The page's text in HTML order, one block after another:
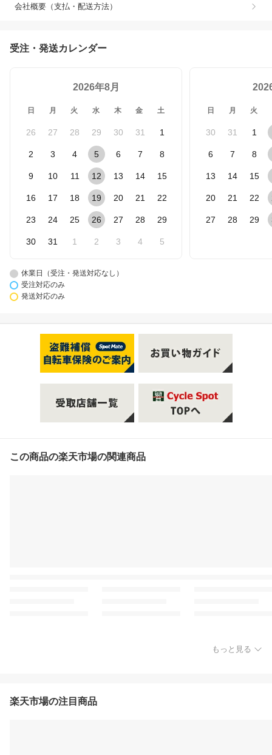
会社概要（支払・配送方法）
受注・発送カレンダー
2026年8月
日 月 火 水 木 金 土
26 27 28 29 30 31 1
2 3 4 5 6 7 8
9 10 11 12 13 14 15
16 17 18 19 20 21 22
23 24 25 26 27 28 29
30 31 1 2 3 4 5
日 月 火
30 31 1
6 7 8
13 14 15
20 21 22
27 28 29
休業日（受注・発送対応なし）
受注対応のみ
発送対応のみ
この商品の楽天市場の関連商品
もっと見る
楽天市場の注目商品